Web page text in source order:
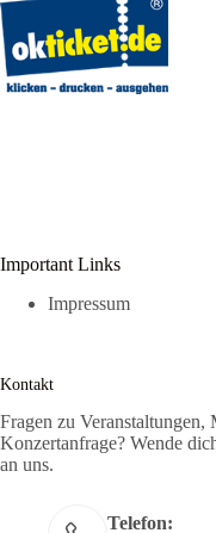
Important Links
Impressum
Kontakt
Fragen zu Veranstaltungen,
Konzertanfrage? Wende
an uns.
Telefon: